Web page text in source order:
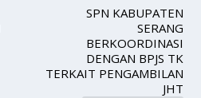
SPN KABUPATEN
SERANG
BERKOORDINASI
DENGAN BPJS TK
TERKAIT PENGAMBILAN
JHT